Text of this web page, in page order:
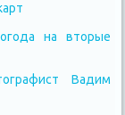
на вторые
Вадим